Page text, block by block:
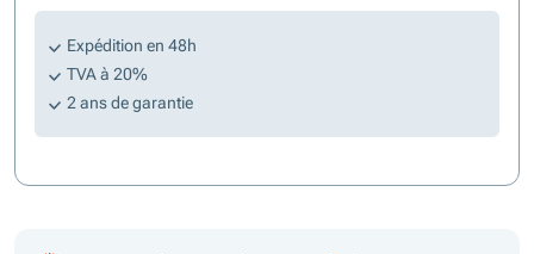
Expédition en 48h
TVA à 20%
2 ans de garantie